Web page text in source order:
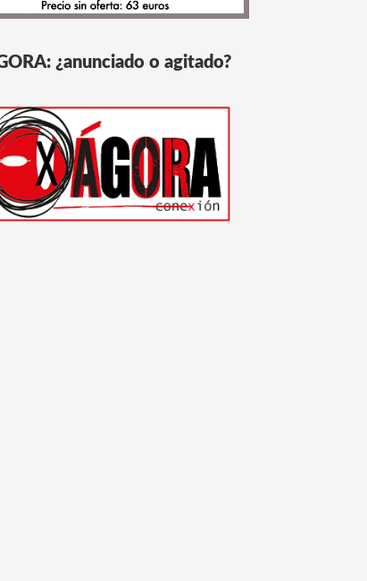
¿anunciado o agitado?